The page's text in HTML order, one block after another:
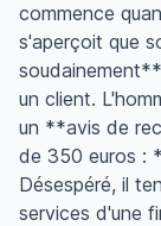
commence
s'aperçoit que
un client.
un **avis de
de 350 euros :
Désespéré, il
services d'une